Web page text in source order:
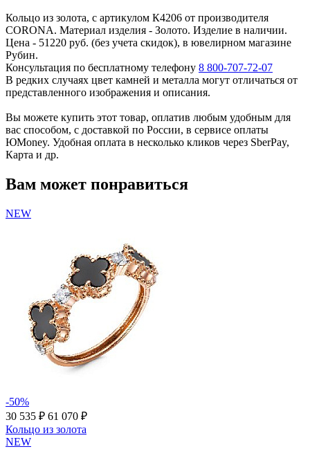
Кольцо из золота, с артикулом К4206 от производителя
CORONA. Материал изделия - Золото. Изделие в наличии.
Цена - 51220 руб. (без учета скидок), в ювелирном магазине
Рубин.
Консультация по бесплатному телефону 8 800-707-72-07
В редких случаях цвет камней и металла могут отличаться от
представленного изображения и описания.
Вы можете купить этот товар, оплатив любым удобным для
вас способом, с доставкой по России, в сервисе оплаты
ЮMoney. Удобная оплата в несколько кликов через SberPay,
Карта и др.
Вам может понравиться
NEW
-50%
30 535 ₽ 61 070 ₽
Кольцо из золота
NEW